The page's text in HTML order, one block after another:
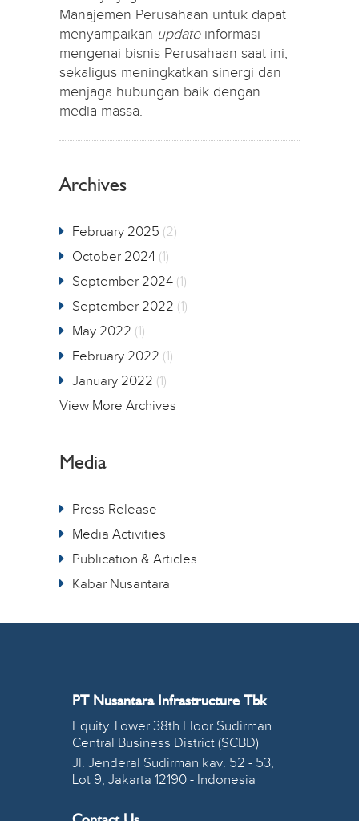
Manajemen Perusahaan untuk dapat
menyampaikan update informasi
mengenai bisnis Perusahaan saat ini,
sekaligus meningkatkan sinergi dan
menjaga hubungan baik dengan
media massa.
Archives
February 2025 (2)
October 2024 (1)
September 2024 (1)
September 2022 (1)
May 2022 (1)
February 2022 (1)
January 2022 (1)
View More Archives
Media
Press Release
Media Activities
Publication & Articles
Kabar Nusantara
PT Nusantara Infrastructure Tbk
Equity Tower 38th Floor Sudirman
Central Business District (SCBD)
Jl. Jenderal Sudirman kav. 52 - 53,
Lot 9, Jakarta 12190 - Indonesia